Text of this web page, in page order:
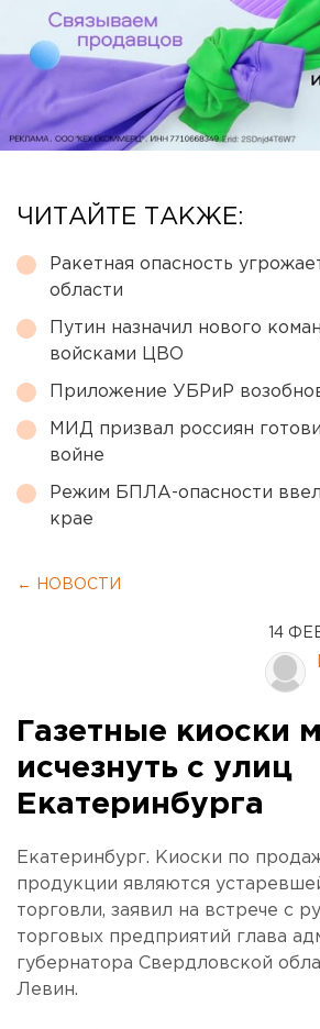
ЧИТАЙТЕ ТАКЖЕ:
Ракетная опасность
области
Путин назначил нового
войсками ЦВО
Приложение УБРиР
МИД призвал россиян
войне
Режим БПЛА-опасности
крае
← НОВОСТИ
14
Газетные киоски
исчезнуть с улиц
Екатеринбурга
Екатеринбург. Киоски по
продукции являются
торговли, заявил на встрече с
торговых предприятий глава
губернатора Свердловской
Левин.